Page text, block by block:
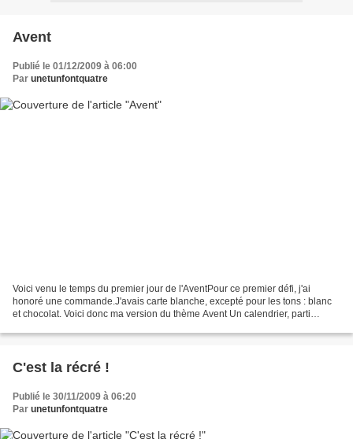
Avent
Publié le 01/12/2009 à 06:00
Par unetunfontquatre
Voici venu le temps du premier jour de l'AventPour ce premier défi, j'ai
honoré une commande.J'avais carte blanche, excepté pour les tons : blanc
et chocolat. Voici donc ma version du thème Avent Un calendrier, parti
C'est la récré !
Publié le 30/11/2009 à 06:20
Par unetunfontquatre